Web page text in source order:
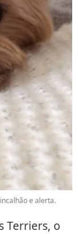
e alerta.
Terriers, o